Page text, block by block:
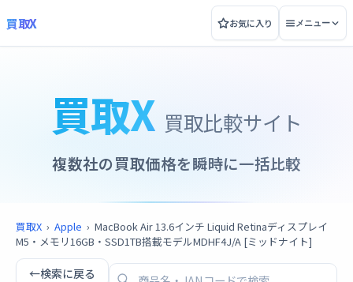
買取X お気に入り メニュー
買取X 買取比較サイト
複数社の買取価格を瞬時に一括比較
買取X › Apple › MacBook Air 13.6インチ Liquid Retinaディスプレイ
M5・メモリ16GB・SSD1TB搭載モデルMDHF4J/A [ミッドナイト]
←検索に戻る